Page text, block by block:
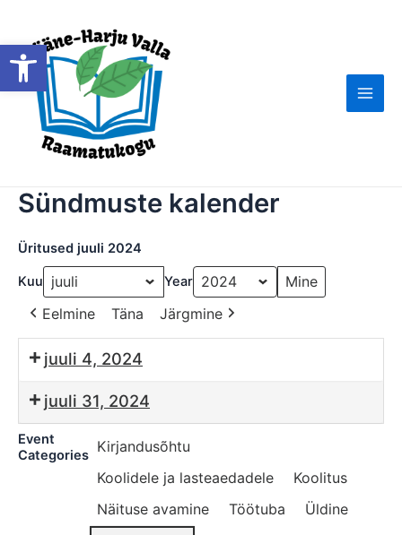
Open toolbar
content
Main
Sündmuste kalender
Üritused juuli 2024
Kuu Year
Eelmine Täna Järgmine
juuli 4, 2024
juuli 31, 2024
Event
Categories Kirjandusõhtu
Koolidele ja lasteaedadele
Koolitus
Näituse avamine
Töötuba
Üldine